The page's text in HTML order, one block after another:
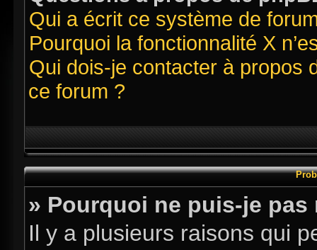
Qui a écrit ce système de
Pourquoi la fonctionnalité X
Qui dois-je contacter à propos
ce forum ?
» Pourquoi ne puis-je pas
Il y a plusieurs raisons qui